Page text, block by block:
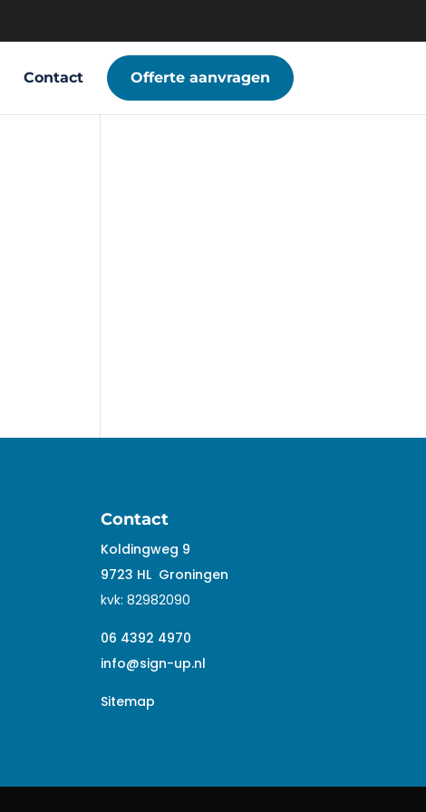
Contact Offerte aanvragen
Contact
Koldingweg 9
9723 HL Groningen
kvk:82982090
06 4392 4970
info@sign-up.nl
Sitemap